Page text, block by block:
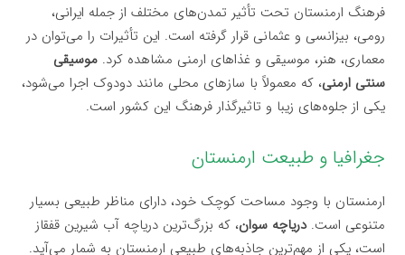
فرهنگ ارمنستان تحت تأثیر تمدن‌های مختلف از جمله ایرانی،
رومی، بیزانسی و عثمانی قرار گرفته است. این تأثیرات را می‌توان در
معماری، هنر، موسیقی و غذاهای ارمنی مشاهده کرد.موسیقی
سنتی ارمنی، که معمولاً با سازهای محلی مانند دودوک اجرا می‌شود،
یکی از جلوه‌های زیبا و تاثیرگذار فرهنگ این کشور است.
جغرافیا و طبیعت ارمنستان
ارمنستان با وجود مساحت کوچک خود، دارای مناظر طبیعی بسیار
متنوعی است.دریاچه سوان، که بزرگ‌ترین دریاچه آب شیرین قفقاز
است، یکی از مهم‌ترین جاذبه‌های طبیعی ارمنستان به شمار می‌آید.